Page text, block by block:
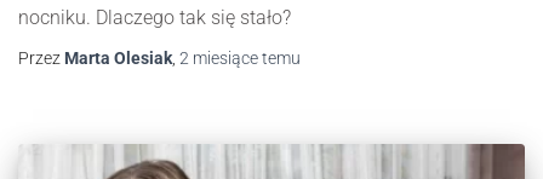
nocniku. Dlaczego tak się stało?
Przez Marta Olesiak 2 miesiącetemu